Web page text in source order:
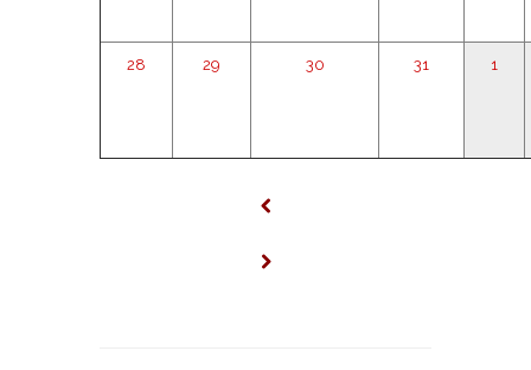
28 29 30 31 1